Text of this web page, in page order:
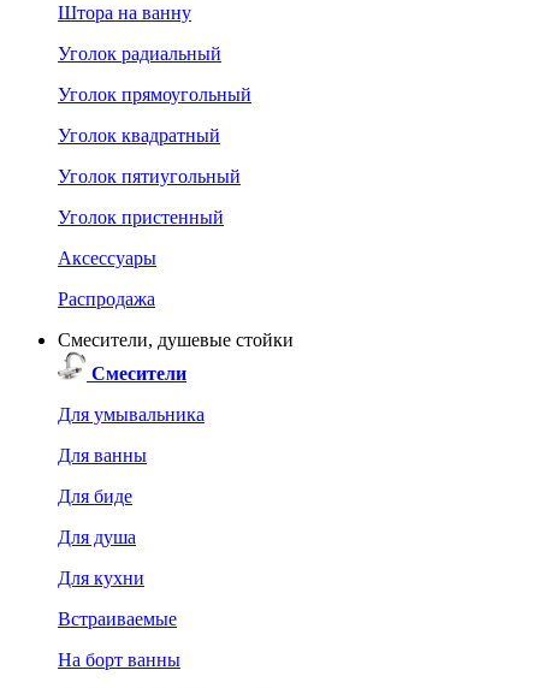
Штора на ванну
Уголок радиальный
Уголок прямоугольный
Уголок квадратный
Уголок пятиугольный
Уголок пристенный
Аксессуары
Распродажа
Смесители, душевые стойки
Смесители
Для умывальника
Для ванны
Для биде
Для душа
Для кухни
Встраиваемые
На борт ванны